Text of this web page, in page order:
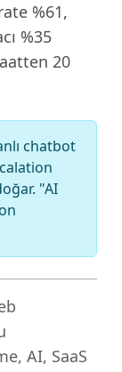
%61,
%35
20
chatbot
"AI
AI, SaaS